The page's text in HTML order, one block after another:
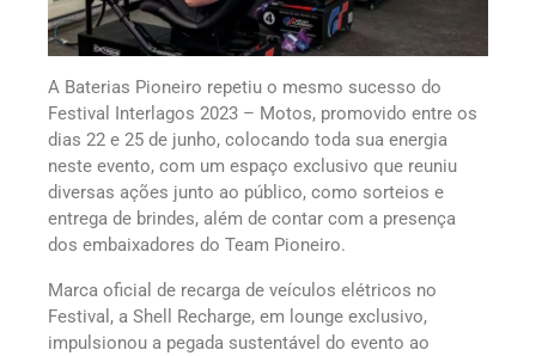
A Baterias Pioneiro repetiu o mesmo sucesso do
Festival Interlagos 2023 – Motos, promovido entre os
dias 22 e 25 de junho, colocando toda sua energia
neste evento, com um espaço exclusivo que reuniu
diversas ações junto ao público, como sorteios e
entrega de brindes, além de contar com a presença
dos embaixadores do Team Pioneiro.
Marca oficial de recarga de veículos elétricos no
Festival, a Shell Recharge, em lounge exclusivo,
impulsionou a pegada sustentável do evento ao